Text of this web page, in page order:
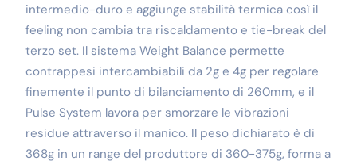
intermedio-duro e aggiunge stabilità termica così il
feeling non cambia tra riscaldamento e tie-break del
terzo set. Il sistema Weight Balance permette
contrappesi intercambiabili da 2g e 4g per regolare
finemente il punto di bilanciamento di 260mm, e il
Pulse System lavora per smorzare le vibrazioni
residue attraverso il manico. Il peso dichiarato è di
368g in un range del produttore di 360-375g, forma a